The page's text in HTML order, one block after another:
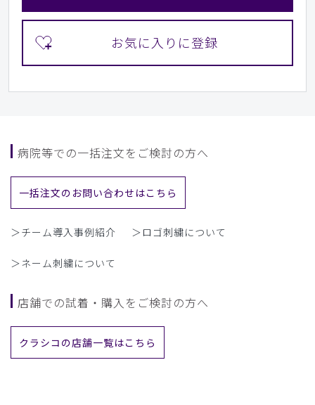
病院等での一括注文をご検討の方へ
一括注文のお問い合わせはこちら
＞チーム導入事例紹介 ＞ロゴ刺繍について
＞ネーム刺繍について
店舗での試着・購入をご検討の方へ
クラシコの店舗一覧はこちら